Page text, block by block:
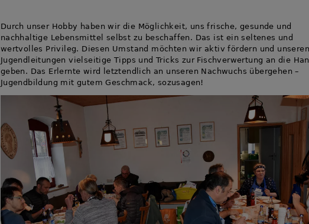
Durch unser Hobby haben wir die Möglichkeit, uns frische, gesunde und
nachhaltige Lebensmittel selbst zu beschaffen. Das ist ein seltenes und
wertvolles Privileg. Diesen Umstand möchten wir aktiv fördern und unseren
Jugendleitungen vielseitige Tipps und Tricks zur Fischverwertung an die
geben. Das Erlernte wird letztendlich an unseren Nachwuchs übergehen –
Jugendbildung mit gutem Geschmack, sozusagen!